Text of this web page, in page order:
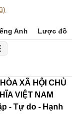
Anh Lược đồ
XÃ HỘI CHỦ
VIỆT NAM
- Tự do - Hạnh